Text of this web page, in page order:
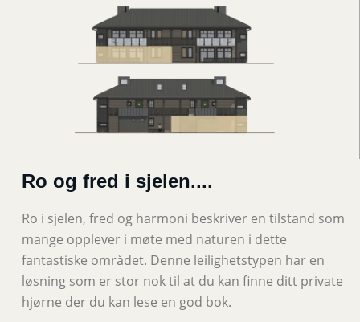
Ro og fred i sjelen....
Ro i sjelen, fred og harmoni beskriver en tilstand som
mange opplever i møte med naturen i dette
fantastiske området. Denne leilighetstypen har en
løsning som er stor nok til at du kan finne ditt private
hjørne der du kan lese en god bok.